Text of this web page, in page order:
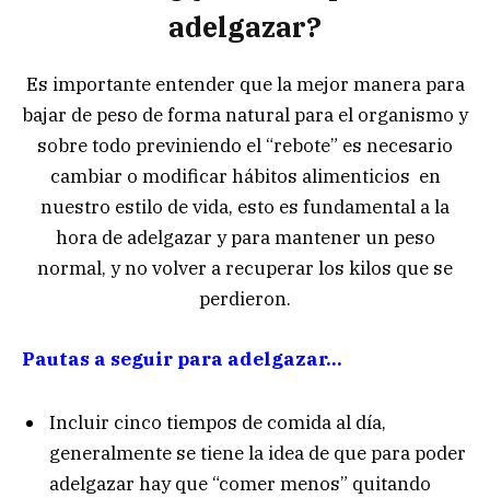
adelgazar?
Es importante entender que la mejor manera para
bajar de peso de forma natural para el organismo y
sobre todo previniendo el “rebote” es necesario
cambiar o modificar hábitos alimenticios en
nuestro estilo de vida, esto es fundamental a la
hora de adelgazar y para mantener un peso
normal, y no volver a recuperar los kilos que se
perdieron.
Pautas a seguir para adelgazar…
Incluir cinco tiempos de comida al día,
generalmente se tiene la idea de que para poder
adelgazar hay que “comer menos” quitando